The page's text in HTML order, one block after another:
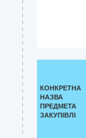
КОНКРЕТНА
НАЗВА
ПРЕДМЕТА
ЗАКУПІВЛІ